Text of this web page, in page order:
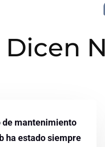
Dicen
de mantenimiento
ha estado siempre